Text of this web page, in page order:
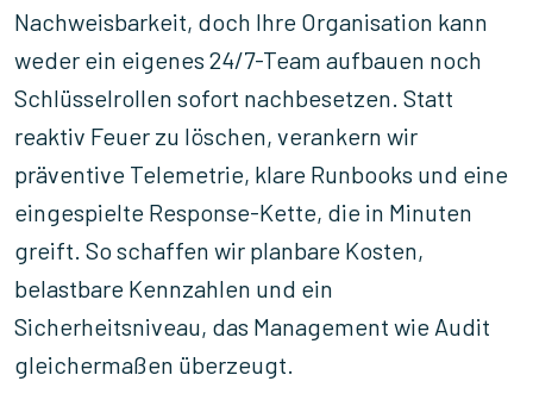
Nachweisbarkeit, doch Ihre Organisation kann
weder ein eigenes 24/7-Team aufbauen noch
Schlüsselrollen sofort nachbesetzen. Statt
reaktiv Feuer zu löschen, verankern wir
präventive Telemetrie, klare Runbooks und eine
eingespielte Response-Kette, die in Minuten
greift. So schaffen wir planbare Kosten,
belastbare Kennzahlen und ein
Sicherheitsniveau, das Management wie Audit
gleichermaßen überzeugt.